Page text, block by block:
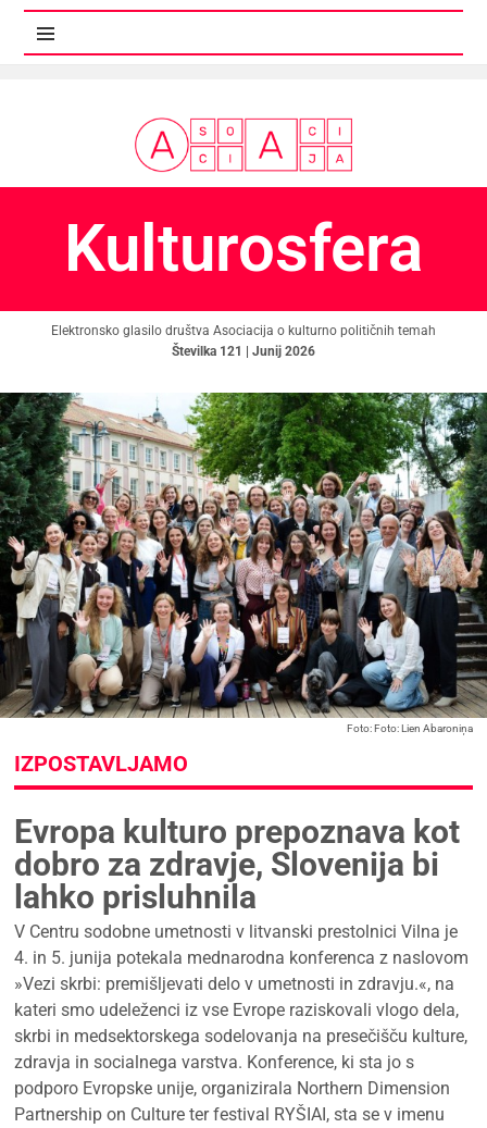
Kulturosfera
Elektronsko glasilo društva Asociacija o kulturno političnih temah
Številka 121 | Junij 2026
Foto: Foto: Lien Abaroniņa
IZPOSTAVLJAMO
Evropa kulturo prepoznava kot
dobro za zdravje, Slovenija bi
lahko prisluhnila
V Centru sodobne umetnosti v litvanski prestolnici Vilna je
4. in 5. junija potekala mednarodna konferenca z naslovom
»Vezi skrbi: premišljevati delo v umetnosti in zdravju.«, na
kateri smo udeleženci iz vse Evrope raziskovali vlogo dela,
skrbi in medsektorskega sodelovanja na presečišču kulture,
zdravja in socialnega varstva. Konference, ki sta jo s
podporo Evropske unije, organizirala Northern Dimension
Partnership on Culture ter festival RYŠIAI, sta se v imenu